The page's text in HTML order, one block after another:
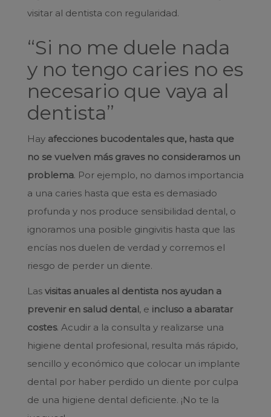
visitar al dentista con regularidad.
“Si no me duele nada
y no tengo caries no es
necesario que vaya al
dentista”
Hay afecciones bucodentales que, hasta que
no se vuelven más graves no consideramos un
problema. Por ejemplo, no damos importancia
a una caries hasta que esta es demasiado
profunda y nos produce sensibilidad dental, o
ignoramos una posible gingivitis hasta que las
encías nos duelen de verdad y corremos el
riesgo de perder un diente.
Las visitas anuales al dentista nos ayudan a
prevenir en salud dental, e incluso a abaratar
costes. Acudir a la consulta y realizarse una
higiene dental profesional, resulta más rápido,
sencillo y económico que colocar un implante
dental por haber perdido un diente por culpa
de una higiene dental deficiente. ¡No te la